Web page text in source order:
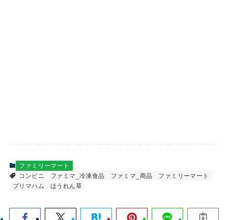
ファミリーマート
コンビニ
ファミマ_冷凍食品 ファミマ_商品
ファミリーマート
プリマハム
ほうれん草